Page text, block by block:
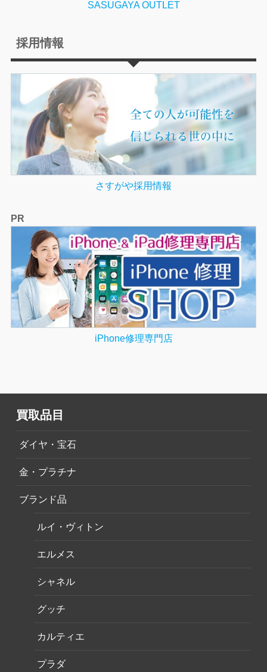
SASUGAYA OUTLET
採用情報
さすがや採用情報
PR
iPhone修理専門店
買取品目
ダイヤ・宝石
金・プラチナ
ブランド品
ルイ・ヴィトン
エルメス
シャネル
グッチ
カルティエ
プラダ